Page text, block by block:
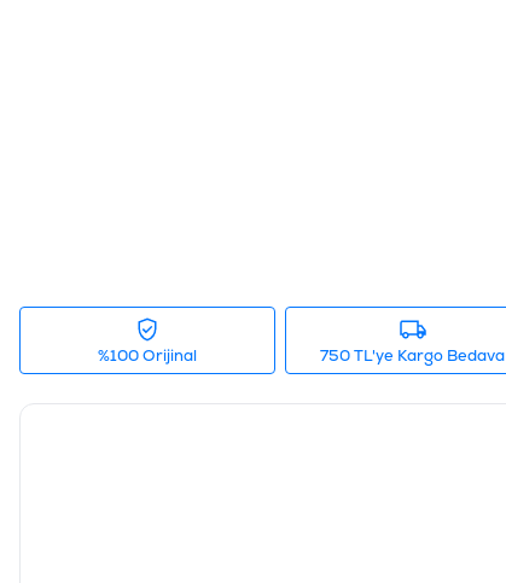
%100 Orijinal 750 TL'ye Kargo Bedava